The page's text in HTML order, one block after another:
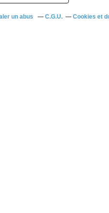
un abus C.G.U. Cookies et